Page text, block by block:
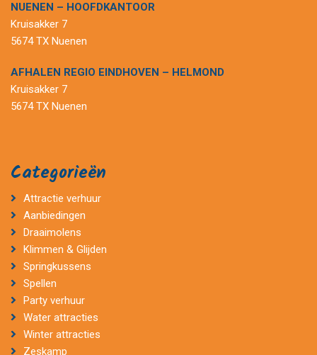
NUENEN – HOOFDKANTOOR
Kruisakker 7
5674 TX Nuenen
AFHALEN REGIO EINDHOVEN – HELMOND
Kruisakker 7
5674 TX Nuenen
Categorieën
Attractie verhuur
Aanbiedingen
Draaimolens
Klimmen & Glijden
Springkussens
Spellen
Party verhuur
Water attracties
Winter attracties
Zeskamp